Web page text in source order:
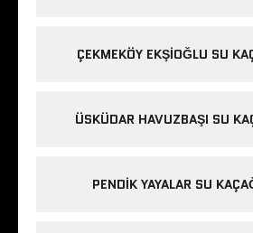
ÇEKMEKÖY EKŞIOĞLU SU
ÜSKÜDAR HAVUZBAŞI SU
PENDIK YAYALAR SU